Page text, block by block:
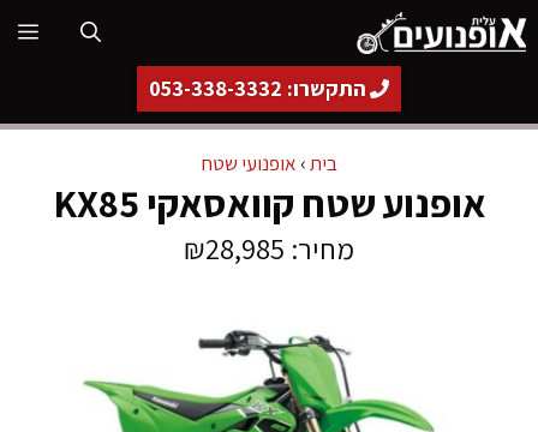
לדלג
לתוכן
התקשרו: 053-338-3332
בית› אופנועי שטח
אופנוע שטח קוואסאקי KX85
מחיר: ₪28,985